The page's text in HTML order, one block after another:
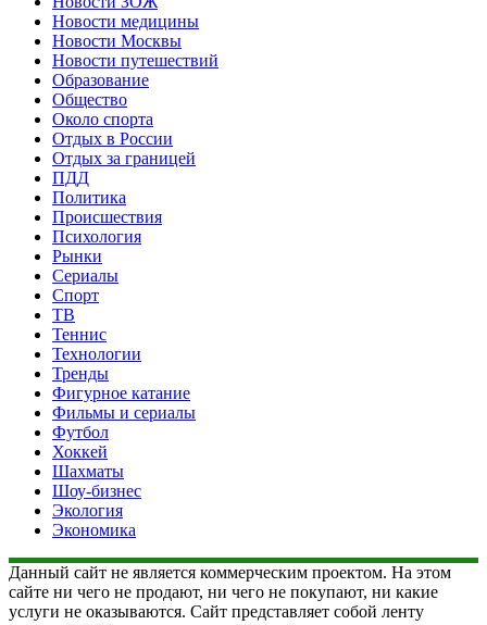
Новости медицины
Новости Москвы
Новости путешествий
Образование
Общество
Около спорта
Отдых в России
Отдых за границей
ПДД
Политика
Происшествия
Психология
Рынки
Сериалы
Спорт
ТВ
Теннис
Технологии
Тренды
Фигурное катание
Фильмы и сериалы
Футбол
Хоккей
Шахматы
Шоу-бизнес
Экология
Экономика
Данный сайт не является коммерческим проектом. На этом
сайте ни чего не продают, ни чего не покупают, ни какие
услуги не оказываются. Сайт представляет собой ленту